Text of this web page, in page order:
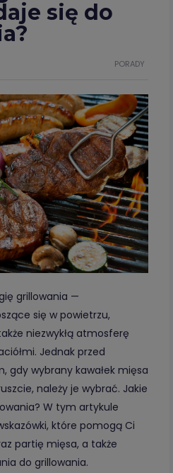
się do
PORADY
grillowania —
się w powietrzu,
niezwykłą atmosferę
Jednak przed
wybrany kawałek mięsa
należy je wybrać. Jakie
W tym artykule
które pomogą Ci
partię mięsa, a także
do grillowania.